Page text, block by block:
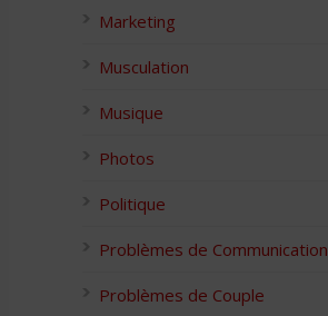
Marketing
Musculation
Musique
Photos
Politique
Problèmes de Communication
Problèmes de Couple